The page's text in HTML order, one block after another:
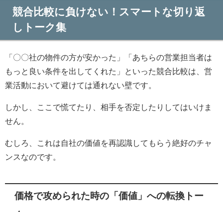
競合比較に負けない！スマートな切り返
しトーク集
「〇〇社の物件の方が安かった」「あちらの営業担当者は
もっと良い条件を出してくれた」といった競合比較は、営
業活動において避けては通れない壁です。
しかし、ここで慌てたり、相手を否定したりしてはいけま
せん。
むしろ、これは自社の価値を再認識してもらう絶好のチャ
ンスなのです。
価格で攻められた時の「価値」への転換トー